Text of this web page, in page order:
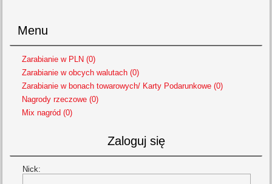
Menu
Zarabianie w PLN (0)
Zarabianie w obcych walutach (0)
Zarabianie w bonach towarowych/ Karty Podarunkowe (0)
Nagrody rzeczowe (0)
Mix nagród (0)
Zaloguj się
Nick: